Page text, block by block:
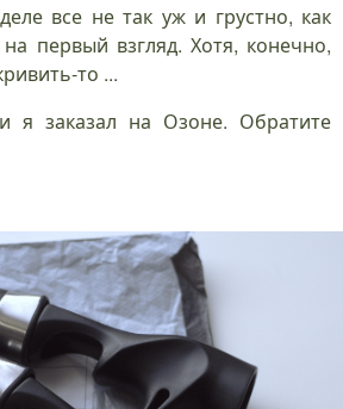
все не так уж и грустно, как
первый взгляд. Хотя, конечно,
то ...
я заказал на Озоне. Обратите